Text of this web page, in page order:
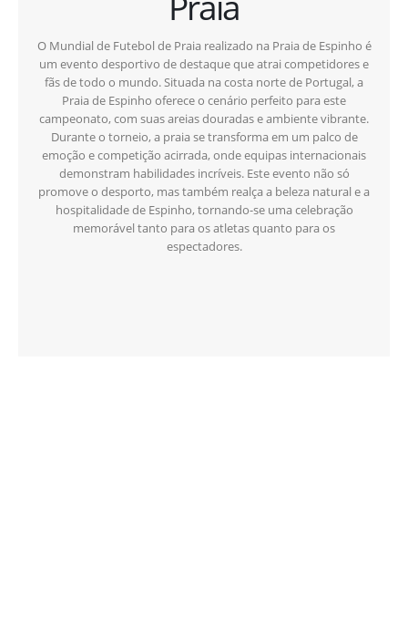
O Mundial de Futebol de Praia realizado na Praia de Espinho é
um evento desportivo de destaque que atrai competidores e
fãs de todo o mundo. Situada na costa norte de Portugal, a
Praia de Espinho oferece o cenário perfeito para este
campeonato, com suas areias douradas e ambiente vibrante.
Durante o torneio, a praia se transforma em um palco de
emoção e competição acirrada, onde equipas internacionais
demonstram habilidades incríveis. Este evento não só
promove o desporto, mas também realça a beleza natural e a
hospitalidade de Espinho, tornando-se uma celebração
memorável tanto para os atletas quanto para os
espectadores.